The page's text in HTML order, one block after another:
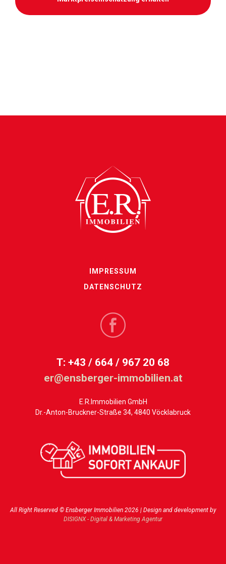
IMPRESSUM
DATENSCHUTZ
T: +43 / 664 / 967 20 68
er@ensberger-immobilien.at
E.R.Immobilien GmbH
Dr.-Anton-Bruckner-Straße 34, 4840 Vöcklabruck
All Right Reserved © Ensberger Immobilien 2026 | Design and development by
DISIGNX - Digital & Marketing Agentur